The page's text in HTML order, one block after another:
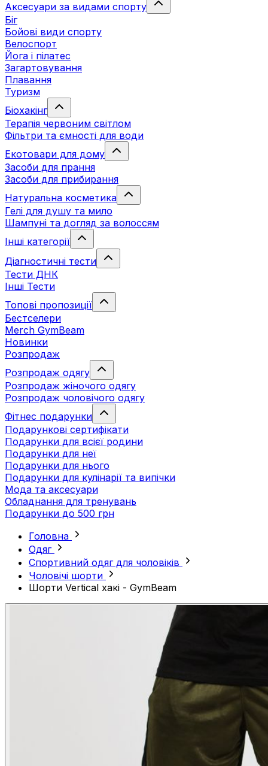
Аксесуари за видами спорту
Біг
Бойові види спорту
Велоспорт
Йога і пілатес
Загартовування
Плавання
Туризм
Біохакінг
Терапія червоним світлом
Фільтри та ємності для води
Екотовари для дому
Засоби для прання
Засоби для прибирання
Натуральна косметика
Гелі для душу та мило
Шампуні та догляд за волоссям
Інші категорії
Діагностичні тести
Тести ДНК
Інші Тести
Топові пропозиції
Бестселери
Merch GymBeam
Новинки
Розпродаж
Розпродаж одягу
Розпродаж жіночого одягу
Розпродаж чоловічого одягу
Фітнес подарунки
Подарункові сертифікати
Подарунки для всієї родини
Подарунки для неї
Подарунки для нього
Подарунки для кулінарії та випічки
Мода та аксесуари
Обладнання для тренувань
Подарунки до 500 грн
Головна
Одяг
Спортивний одяг для чоловіків
Чоловічі шорти
Шорти Vertical хакі - GymBeam